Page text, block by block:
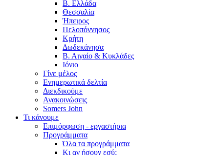
Β. Ελλάδα
Θεσσαλία
Ήπειρος
Πελοπόννησος
Κρήτη
Δωδεκάνησα
Β. Αιγαίο & Κυκλάδες
Ιόνιο
Γίνε μέλος
Ενημερωτικά δελτία
Διεκδικούμε
Ανακοινώσεις
Somers John
Τι κάνουμε
Επιμόρφωση - εργαστήρια
Προγράμματα
Όλα τα προγράμματα
Κι αν ήσουν εσύ;